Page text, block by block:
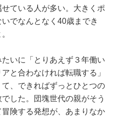
ている人が多い。大きくポ
でなんとなく40歳までき
いに「とりあえず３年働い
と合わなければ転職する」
、できればずっとひとつの
した。団塊世代の親がそう
険する発想が、あまりなか